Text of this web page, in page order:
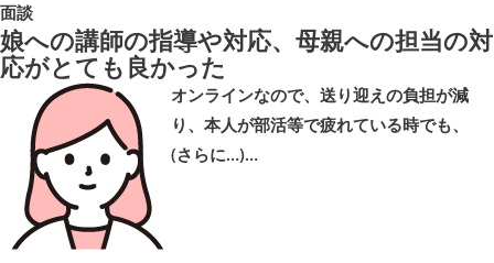
面談
娘への講師の指導や対応、母親への担当の対
応がとても良かった
オンラインなので、送り迎えの負担が減
り、本人が部活等で疲れている時でも、
(さらに…)…